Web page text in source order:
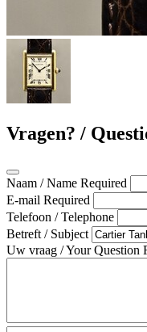
Vragen? /
Naam / Name Required
E-mail Required
Telefoon / Telephone
Betreft / Subject
Uw vraag / Your Question